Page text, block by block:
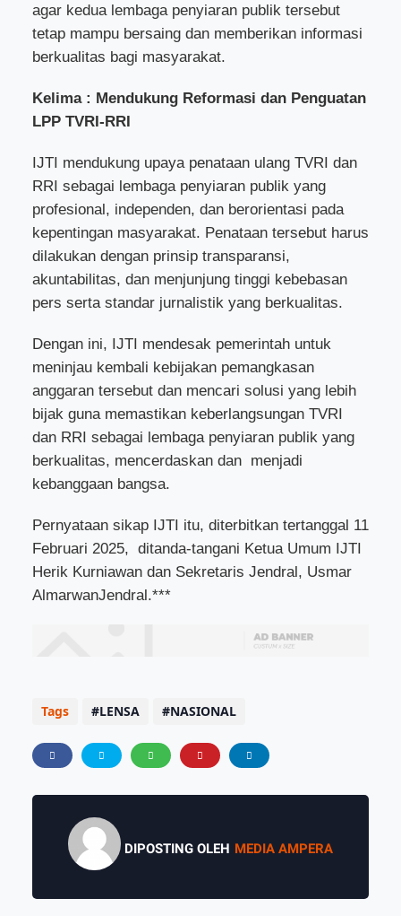
agar kedua lembaga penyiaran publik tersebut
tetap mampu bersaing dan memberikan informasi
berkualitas bagi masyarakat.
Kelima : Mendukung Reformasi dan Penguatan
LPP TVRI-RRI
IJTI mendukung upaya penataan ulang TVRI dan
RRI sebagai lembaga penyiaran publik yang
profesional, independen, dan berorientasi pada
kepentingan masyarakat. Penataan tersebut harus
dilakukan dengan prinsip transparansi,
akuntabilitas, dan menjunjung tinggi kebebasan
pers serta standar jurnalistik yang berkualitas.
Dengan ini, IJTI mendesak pemerintah untuk
meninjau kembali kebijakan pemangkasan
anggaran tersebut dan mencari solusi yang lebih
bijak guna memastikan keberlangsungan TVRI
dan RRI sebagai lembaga penyiaran publik yang
berkualitas, mencerdaskan dan menjadi
kebanggaan bangsa.
Pernyataan sikap IJTI itu, diterbitkan tertanggal 11
Februari 2025, ditanda-tangani Ketua Umum IJTI
Herik Kurniawan dan Sekretaris Jendral, Usmar
AlmarwanJendral.***
Tags LENSA NASIONAL
DIPOSTING OLEH MEDIA AMPERA